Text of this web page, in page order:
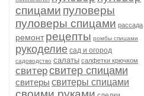
спицами пуловеры
пуловеры спицами рассада
ремонт рецепты ромбы спицами
рукоделие сад и огород
садоводство салаты салфетки крючком
свитерсвитер спицами
свитеры свитеры спицами